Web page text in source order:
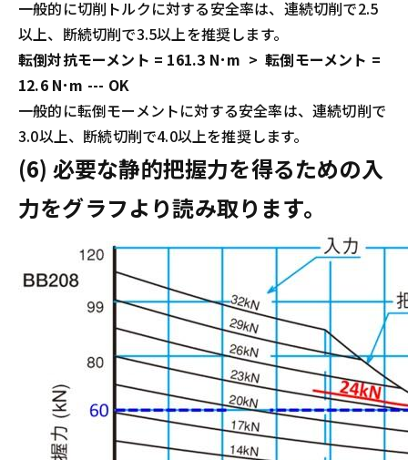
一般的に切削トルクに対する安全率は、連続切削で2.5
以上、断続切削で3.5以上を推奨します。
転倒対抗モーメント = 161.3 N･m > 転倒モーメント =
12.6 N･m --- OK
一般的に転倒モーメントに対する安全率は、連続切削で
3.0以上、断続切削で4.0以上を推奨します。
(6) 必要な静的把握力を得るための入
力をグラフより読み取ります。